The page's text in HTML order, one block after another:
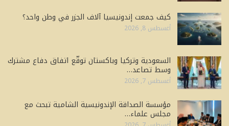
كيف جمعت إندونيسيا آلاف الجزر في وطن واحد؟
أغسطس 8, 2026
السعودية وتركيا وباكستان توقّع اتفاق دفاع مشترك
وسط تصاعد…
أغسطس 7, 2026
مؤسسة الصداقة الإندونيسية الشامية تبحث مع
مجلس علماء…